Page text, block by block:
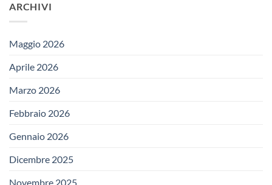
ARCHIVI
Maggio 2026
Aprile 2026
Marzo 2026
Febbraio 2026
Gennaio 2026
Dicembre 2025
Novembre 2025